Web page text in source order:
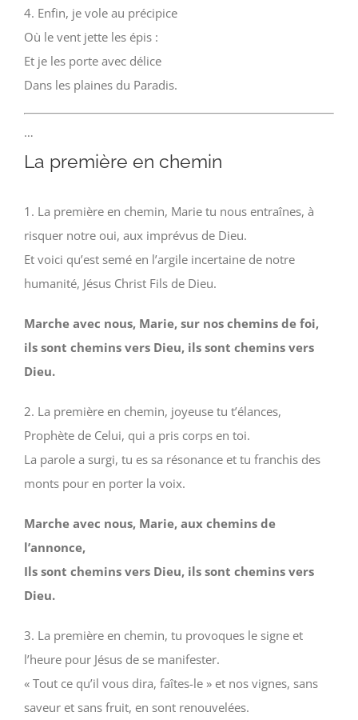
4. Enfin, je vole au précipice
Où le vent jette les épis :
Et je les porte avec délice
Dans les plaines du Paradis.
…
La première en chemin
1. La première en chemin, Marie tu nous entraînes, à
risquer notre oui, aux imprévus de Dieu.
Et voici qu’est semé en l’argile incertaine de notre
humanité, Jésus Christ Fils de Dieu.
Marche avec nous, Marie, sur nos chemins de foi,
ils sont chemins vers Dieu, ils sont chemins vers
Dieu.
2. La première en chemin, joyeuse tu t’élances,
Prophète de Celui, qui a pris corps en toi.
La parole a surgi, tu es sa résonance et tu franchis des
monts pour en porter la voix.
Marche avec nous, Marie, aux chemins de
l’annonce,
Ils sont chemins vers Dieu, ils sont chemins vers
Dieu.
3. La première en chemin, tu provoques le signe et
l’heure pour Jésus de se manifester.
« Tout ce qu’il vous dira, faîtes-le » et nos vignes, sans
saveur et sans fruit, en sont renouvelées.